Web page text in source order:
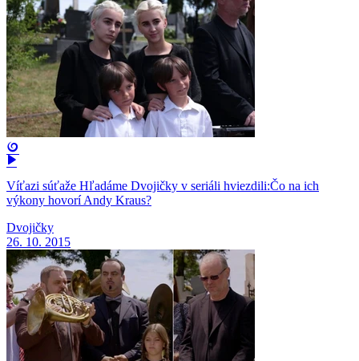
Víťazi súťaže Hľadáme Dvojičky v seriáli hviezdili:Čo na ich
výkony hovorí Andy Kraus?
Dvojičky
26. 10. 2015